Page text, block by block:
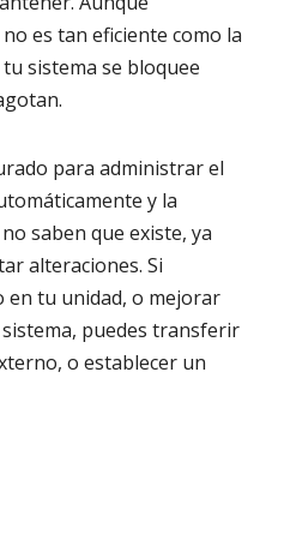
es tan eficiente como la
sistema se bloquee
para administrar el
y la
saben que existe, ya
alteraciones. Si
en tu unidad, o mejorar
puedes transferir
o establecer un